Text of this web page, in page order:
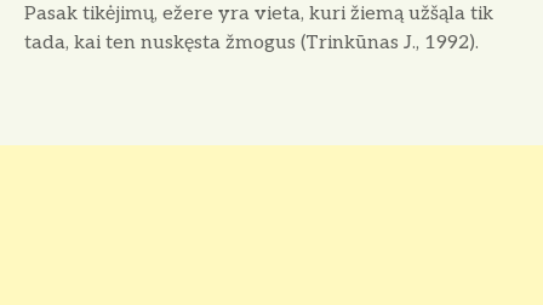
Pasak tikėjimų, ežere yra vieta, kuri žiemą užšąla tik
tada, kai ten nuskęsta žmogus (Trinkūnas J., 1992).